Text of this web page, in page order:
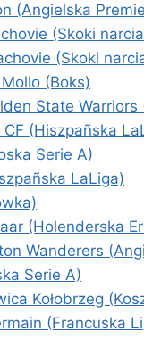
(Angielska
(Skoki
(Skoki
(Boks)
State Warriors
(Hiszpañska
Serie A)
LaLiga)
(Holenderska
Wanderers
Serie A)
Kołobrzeg
(Francuska